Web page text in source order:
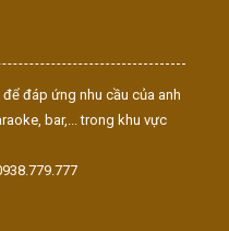
đáp ứng nhu cầu của anh
bar,... trong khu vực